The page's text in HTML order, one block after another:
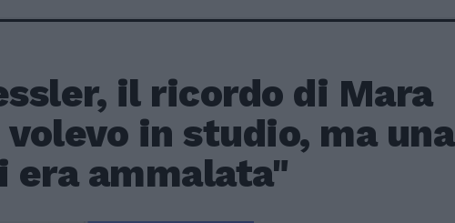
il ricordo di Mara
in studio, ma una
era ammalata"